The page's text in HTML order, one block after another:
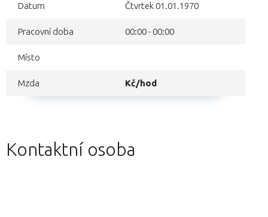
Datum Čtvrtek 01.01.1970
Pracovní doba 00:00 - 00:00
Místo
Mzda Kč/hod
Kontaktní osoba